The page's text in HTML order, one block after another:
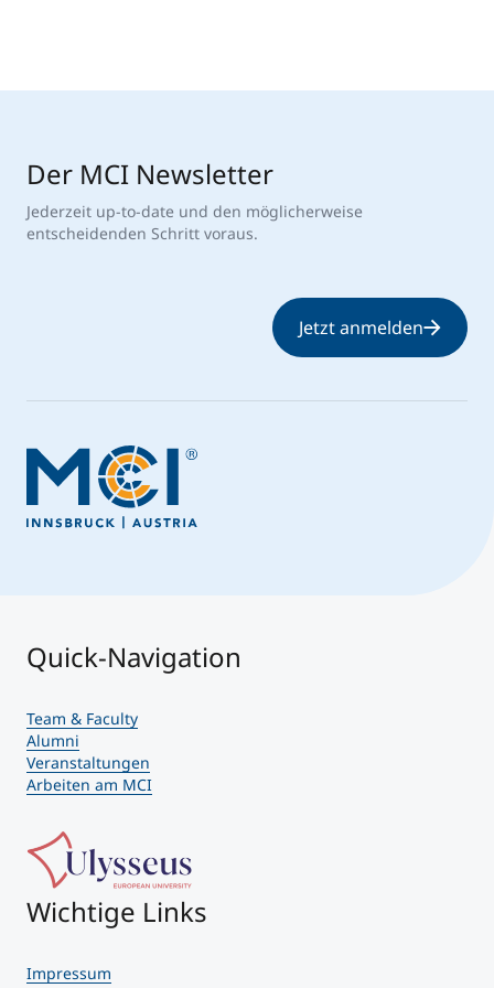
Der MCI Newsletter
Jederzeit up-to-date und den möglicherweise
entscheidenden Schritt voraus.
Jetzt anmelden
Quick-Navigation
Team & Faculty
Alumni
Veranstaltungen
Arbeiten am MCI
Wichtige Links
Impressum